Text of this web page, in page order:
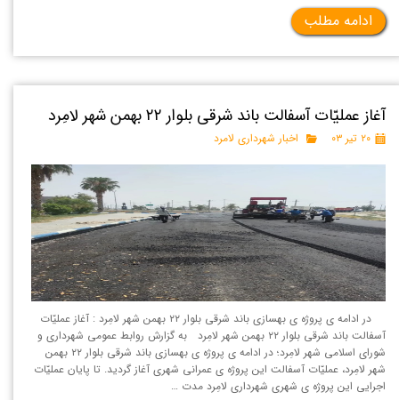
ادامه مطلب
آغاز عملیّات آسفالت باند شرقی بلوار ۲۲ بهمن شهر لامِرد
۲۰ تیر ۰۳ اخبار شهرداری لامرد
در ادامه ی پروژه ی بهسازی باند شرقی بلوار ۲۲ بهمن شهر لامِرد : آغاز عملیّات
آسفالت باند شرقی بلوار ۲۲ بهمن شهر لامِرد به گزارش روابط عمومی شهرداری و
شورای اسلامی شهر لامِرد؛ در ادامه ی پروژه ی بهسازی باند شرقی بلوار ۲۲ بهمن
شهر لامِرد، عملیّات آسفالت این پروژه ی عمرانی شهری آغاز گردید. تا پایان عملیّات
اجرایی این پروژه ی شهری شهرداری لامِرد مدت …